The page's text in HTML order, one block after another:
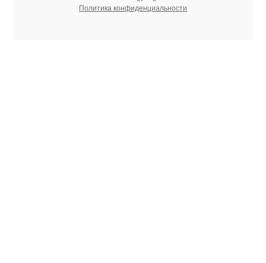
Политика конфиденциальности